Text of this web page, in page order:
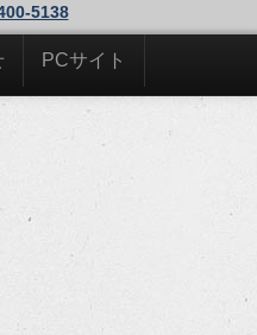
5138
PCサイト